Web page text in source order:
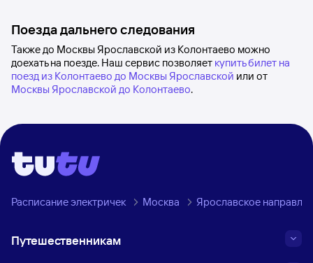
Поезда дальнего следования
Также до Москвы Ярославской из Колонтаево можно
доехать на поезде. Наш сервис позволяет купить билет на
поезд из Колонтаево до Москвы Ярославской или от
Москвы Ярославской до Колонтаево.
Расписание электричек Москва Ярославское
Путешественникам